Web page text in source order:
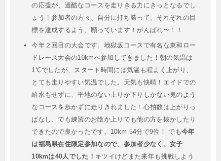
の応援が、過酷なコースを走りきる力にきっとなるでし
ょう！参加者の方々、自分に打ち勝って、それぞれの目
標を達成するよう、願っています！がんばれ〜！！
今年２回目の大会です。地獄坂コースで有名な東和ロー
ドレース大会の10kmへ参加してきました！朝の気温は
1℃でしたが、スタート時間には気温も程よく上がり、
とても走りやすい気温でした。天気も快晴！エイドでの
給水もせずに、平地のない上りか下りしかない鬼のよう
なコースを歩かずに走りきれました！心拍数は上がりっ
ぱなし、でも練習のお陰か上りでも他の方を抜かしたり
できたので良かったです。10km 54分で9位！ でも今年
は福島県在住限定参加なので、参加者少なく、女子
10kmは40人でした！ キツイけどまた来年も挑戦しよう